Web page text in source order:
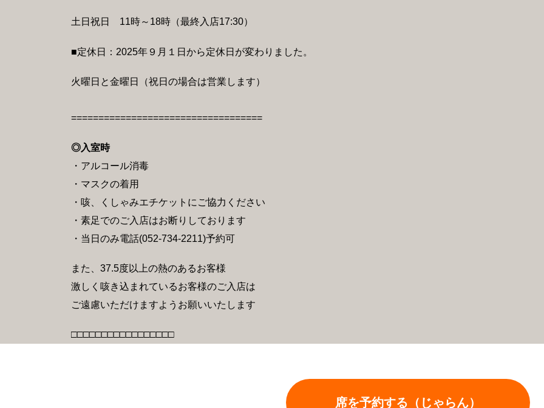
土日祝日 11時～18時（最終入店17:30）
■定休日：2025年９月１日から定休日が変わりました。
火曜日と金曜日（祝日の場合は営業します）
===================================
◎入室時
・アルコール消毒
・マスクの着用
・咳、くしゃみエチケットにご協力ください
・素足でのご入店はお断りしております
・当日のみ電話(052-734-2211)予約可
また、37.5度以上の熱のあるお客様
激しく咳き込まれているお客様のご入店は
ご遠慮いただけますようお願いいたします
□□□□□□□□□□□□□□□□□
席を予約する（じゃらん）